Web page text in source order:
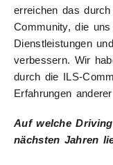
erreichen das
Community, die
Dienstleistungen
verbessern. Wir
durch die ILS-
Erfahrungen
Auf welche
nächsten Jahren